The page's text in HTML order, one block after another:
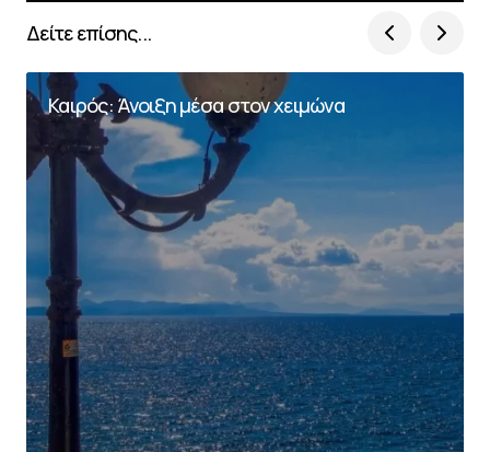
Δείτε επίσης...
Καιρός: Άνοιξη μέσα στον χειμώνα